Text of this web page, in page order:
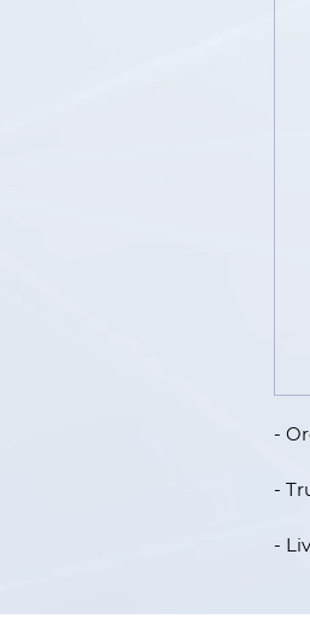
-
-
-